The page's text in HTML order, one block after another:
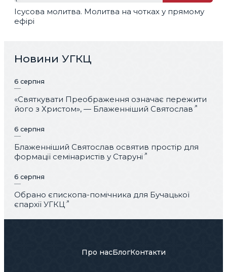
Ісусова молитва. Молитва на чотках у прямому
ефірі
Новини УГКЦ
6 серпня
«Святкувати Преображення означає пережити
його з Христом», — Блаженніший Святослав
6 серпня
Блаженніший Святослав освятив простір для
формації семінаристів у Старуні
6 серпня
Обрано єпископа-помічника для Бучацької
єпархії УГКЦ
Про насБлогКонтакти